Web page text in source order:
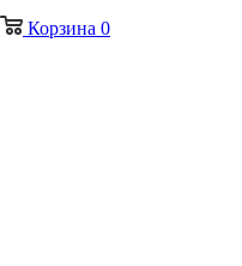
Корзина 0